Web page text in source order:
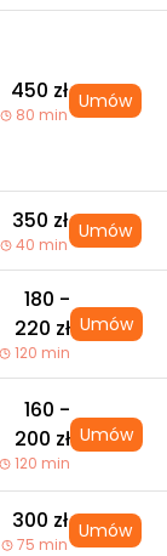
450 zł
80 min
Umów
350 zł
40 min
Umów
180 -
220 zł
120 min
Umów
160 -
200 zł
120 min
Umów
300 zł
75 min
Umów